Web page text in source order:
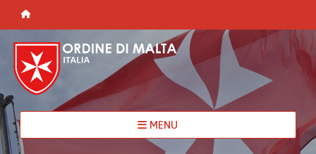
MENU